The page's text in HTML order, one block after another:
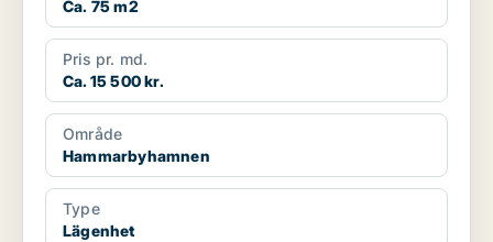
Ca. 75 m2
Pris pr. md.
Ca. 15 500 kr.
Område
Hammarbyhamnen
Type
Lägenhet